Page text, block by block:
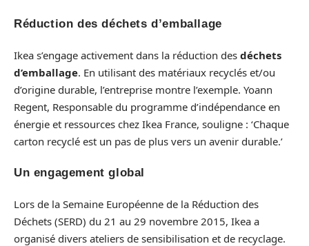
Réduction des déchets d’emballage
Ikea s’engage activement dans la réduction des déchets
d’emballage. En utilisant des matériaux recyclés et/ou
d’origine durable, l’entreprise montre l’exemple. Yoann
Regent, Responsable du programme d’indépendance en
énergie et ressources chez Ikea France, souligne : ‘Chaque
carton recyclé est un pas de plus vers un avenir durable.’
Un engagement global
Lors de la Semaine Européenne de la Réduction des
Déchets (SERD) du 21 au 29 novembre 2015, Ikea a
organisé divers ateliers de sensibilisation et de recyclage.